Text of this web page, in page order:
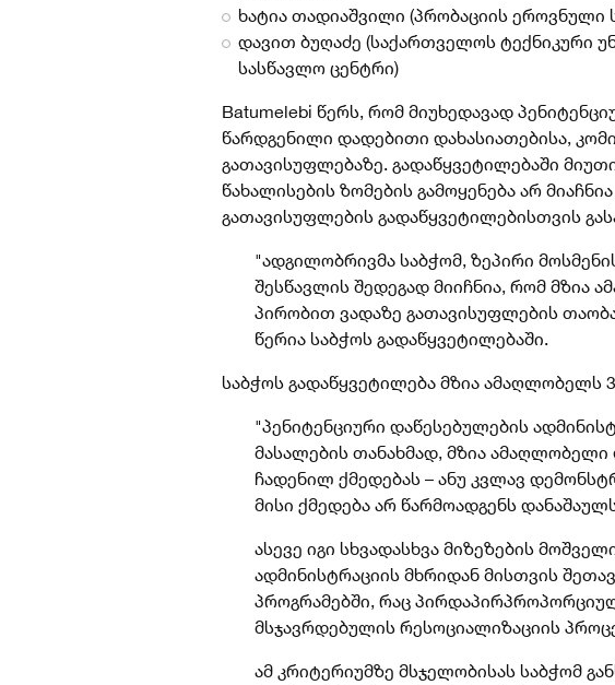
ხატია თადიაშვილი (პრობაციის ეროვნული
დავით ბუღაძე (საქართველოს ტექნიკური
სასწავლო ცენტრი)
Batumelebi წერს, რომ მიუხედავად
წარდგენილი დადებითი დახასიათებისა,
გათავისუფლებაზე. გადაწყვეტილებაში
წახალისების ზომების გამოყენება არ
გათავისუფლების გადაწყვეტილებისთვის
"ადგილობრივმა საბჭომ, ზეპირი
შესწავლის შედეგად მიიჩნია, რომ მზია
პირობით ვადაზე გათავისუფლების
წერია საბჭოს გადაწყვეტილებაში.
საბჭოს გადაწყვეტილება მზია ამაღლობელს
"პენიტენციური დაწესებულების
მასალების თანახმად, მზია
ჩადენილ ქმედებას – ანუ კვლავ
მისი ქმედება არ წარმოადგენს
ასევე იგი სხვადასხვა მიზეზების
ადმინისტრაციის მხრიდან მისთვის
პროგრამებში, რაც
მსჯავრდებულის რესოციალიზაციის
ამ კრიტერიუმზე მსჯელობისას საბჭომ